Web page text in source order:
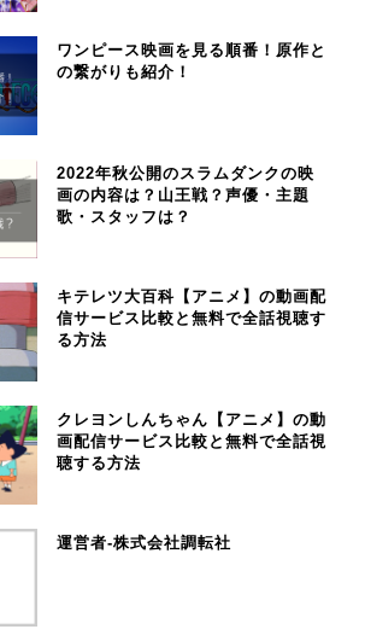
ワンピース映画を見る順番！原作と
の繋がりも紹介！
2022年秋公開のスラムダンクの映
画の内容は？山王戦？声優・主題
歌・スタッフは？
キテレツ大百科【アニメ】の動画配
信サービス比較と無料で全話視聴す
る方法
クレヨンしんちゃん【アニメ】の動
画配信サービス比較と無料で全話視
聴する方法
運営者-株式会社調転社